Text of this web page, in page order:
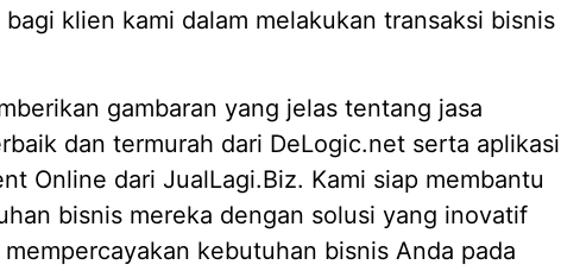
klien kami dalam melakukan transaksi bisnis
gambaran yang jelas tentang jasa
dan termurah dari DeLogic.net serta aplikasi
Online dari JualLagi.Biz. Kami siap membantu
bisnis mereka dengan solusi yang inovatif
kebutuhan bisnis Anda pada